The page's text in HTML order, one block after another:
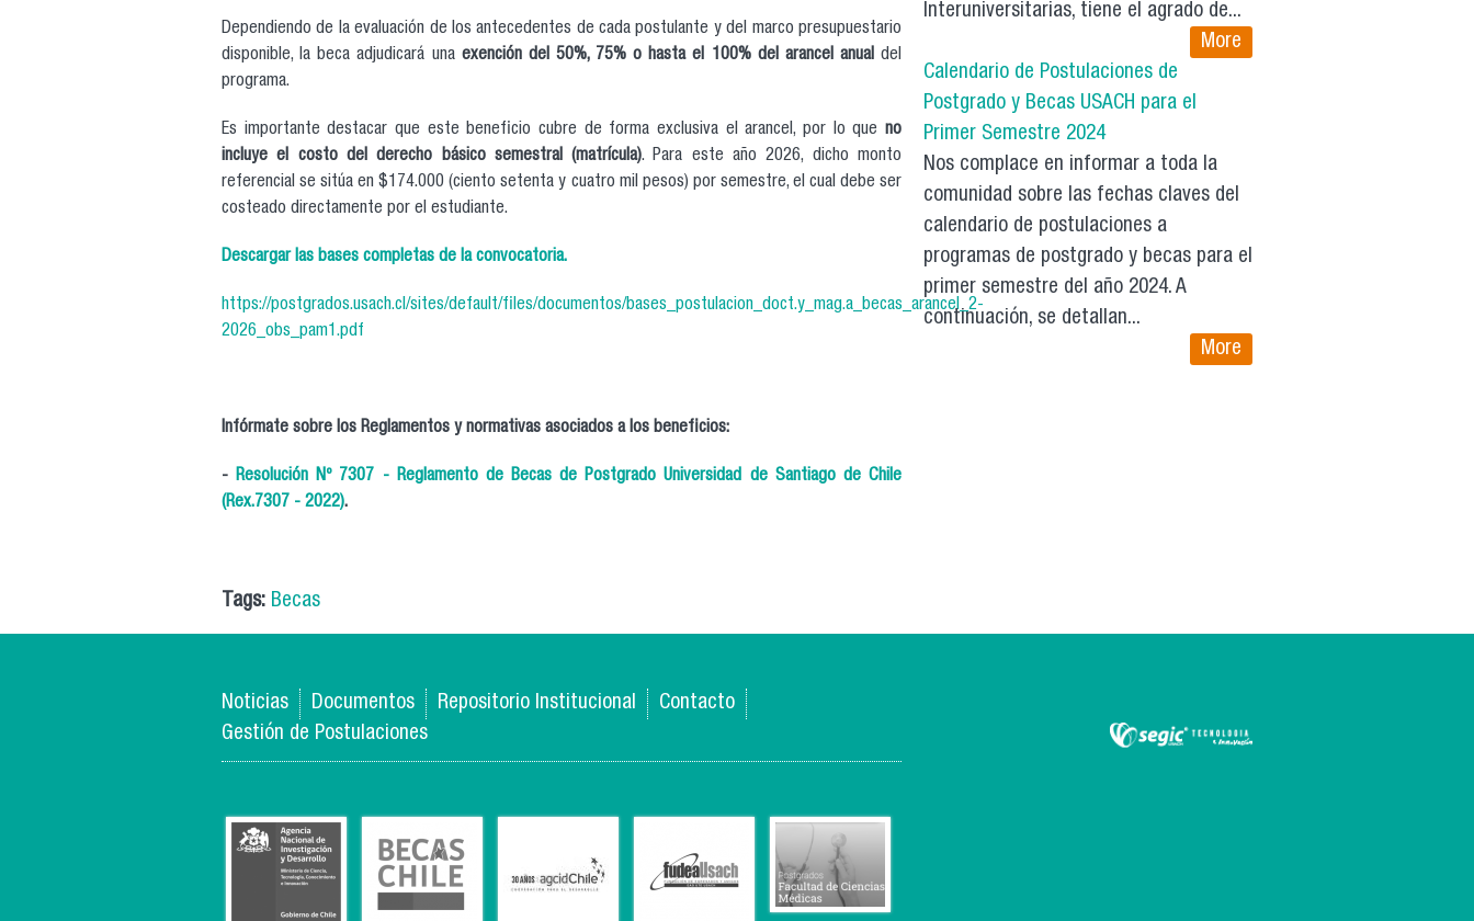
Dependiendo de la evaluación de los antecedentes de cada postulante y del marco presupuestario
disponible, la beca adjudicará una exención del 50%, 75% o hasta el 100% del arancel anualdel
programa.
Es importante destacar que este beneficio cubre de forma exclusiva el arancel, por lo que no
incluye el costo del derecho básico semestral (matrícula). Para este año 2026, dicho monto
referencial se sitúa en $174.000 (ciento setenta y cuatro mil pesos) por semestre, el cual debe ser
costeado directamente por el estudiante.
Descargar las bases completas de la convocatoria.
https://postgrados.usach.cl/sites/default/files/documentos/bases_postulacion_doct.y_mag.a_becas_arancel_2-
2026_obs_pam1.pdf
Infórmate sobre los Reglamentos y normativas asociados a los beneficios:
-Resolución Nº 7307 - Reglamento de Becas de Postgrado Universidad de Santiago de Chile
(Rex.7307 - 2022).
Tags: Becas
Interuniversitarias, tiene el agrado de...
More
Calendario de Postulaciones de
Postgrado y Becas USACH para el
Primer Semestre 2024
Nos complace en informar a toda la
comunidad sobre las fechas claves del
calendario de postulaciones a
programas de postgrado y becas para el
primer semestre del año 2024. A
continuación, se detallan...
More
Noticias Documentos Repositorio Institucional
Contacto
Gestión de Postulaciones